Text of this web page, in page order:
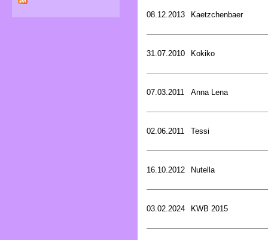
08.12.2013 Kaetzchenbaer
31.07.2010 Kokiko
07.03.2011 Anna Lena
02.06.2011 Tessi
16.10.2012 Nutella
03.02.2024 KWB 2015